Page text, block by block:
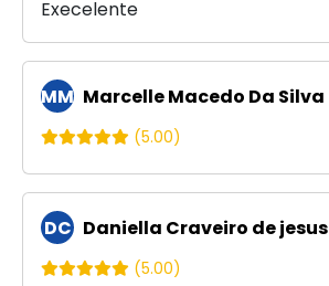
Execelente
MM Marcelle Macedo Da Silva
(5.00)
DC Daniella Craveiro de jesus
(5.00)